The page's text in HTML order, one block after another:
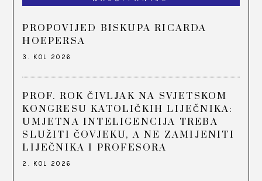
PROPOVIJED BISKUPA RICARDA
HOEPERSA
3. KOL 2026
PROF. ROK ČIVLJAK NA SVJETSKOM
KONGRESU KATOLIČKIH LIJEČNIKA:
UMJETNA INTELIGENCIJA TREBA
SLUŽITI ČOVJEKU, A NE ZAMIJENITI
LIJEČNIKA I PROFESORA
2. KOL 2026